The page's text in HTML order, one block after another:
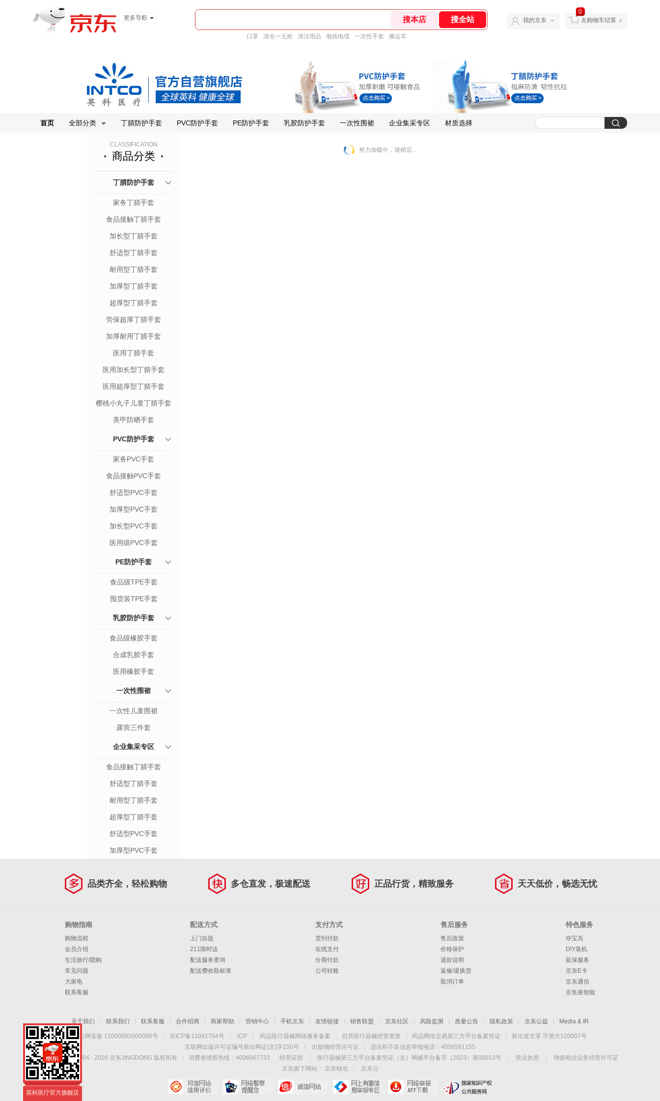
更多导航
口罩 清仓一元抢 清洁用品 电线电缆 一次性手套 搬运车
我的京东
0
去购物车结算
首页 全部分类 丁腈防护手套 PVC防护手套 PE防护手套 乳胶防护手套 一次性围裙 企业集采专区 材质选择
CLASSIFICATION
商品分类
丁腈防护手套
家务丁腈手套
食品接触丁腈手套
加长型丁腈手套
舒适型丁腈手套
耐用型丁腈手套
加厚型丁腈手套
超厚型丁腈手套
劳保超厚丁腈手套
加厚耐用丁腈手套
医用丁腈手套
医用加长型丁腈手套
医用超厚型丁腈手套
樱桃小丸子儿童丁腈手套
美甲防晒手套
PVC防护手套
家务PVC手套
食品接触PVC手套
舒适型PVC手套
加厚型PVC手套
加长型PVC手套
医用级PVC手套
PE防护手套
食品级TPE手套
囤货装TPE手套
乳胶防护手套
食品级橡胶手套
合成乳胶手套
医用橡胶手套
一次性围裙
一次性儿童围裙
露营三件套
企业集采专区
食品接触丁腈手套
舒适型丁腈手套
耐用型丁腈手套
超厚型丁腈手套
舒适型PVC手套
加厚型PVC手套
努力加载中，请稍后...
品类齐全，轻松购物 多仓直发，极速配送 正品行货，精致服务 天天低价，畅选无忧
购物指南
购物流程
会员介绍
生活旅行/团购
常见问题
大家电
联系客服
配送方式
上门自提
211限时达
配送服务查询
配送费收取标准
支付方式
货到付款
在线支付
分期付款
公司转账
售后服务
售后政策
价格保护
退款说明
返修/退换货
取消订单
特色服务
夺宝岛
DIY装机
延保服务
京东E卡
京东通信
京鱼座智能
关于我们 联系我们 联系客服 合作招商 商家帮助 营销中心 手机京东 友情链接 销售联盟 京东社区 风险监测 质量公告 隐私政策 京东公益 Media & IR
京公网安备 11000002000088号 京ICP备11041704号 ICP 药品医疗器械网络服务备案 自营医疗器械经营资质 药品网络交易第三方平台备案凭证
新出发京零 字第大120007号
互联网出版许可证编号新出网证(京)字150号
出版物经营许可证
违法和不良信息举报电话：4006561155
Copyright © 2004 - 2026 京东JINGDONG 版权所有 消费者维权热线：4006067733 经营证照 医疗器械第三方平台备案凭证（京）网械平台备字（2023）第00013号 营业执照
增值电信业务经营许可证
京东旗下网站：
京东钱包 京东云
英科医疗京东自营
英科医疗官方旗舰店
英科医疗京东自营